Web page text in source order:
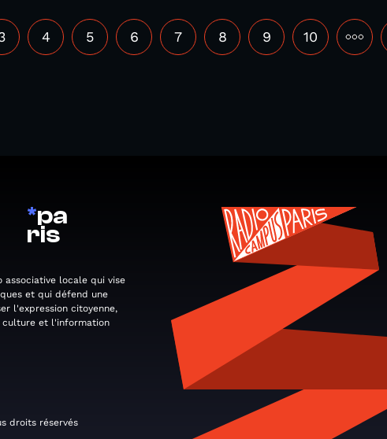
4 5 6 7 8 9 10 •••
*pa
ris
associative locale qui vise
et qui défend une
l'expression citoyenne,
culture et l'information
droits réservés